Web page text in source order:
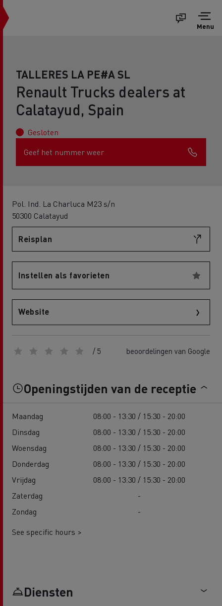
Menu
TALLERES LA PE#A SL
Renault Trucks dealers at
Calatayud, Spain
Gesloten
Geef het nummer weer
Pol. Ind. La Charluca M23 s/n
50300 Calatayud
Reisplan
Instellen als favorieten
Website
/ 5 beoordelingen van Google
Openingstijden van de receptie
Maandag
08:00 - 13:30 / 15:30 - 20:00
Dinsdag
08:00 - 13:30 / 15:30 - 20:00
Woensdag
08:00 - 13:30 / 15:30 - 20:00
Donderdag
08:00 - 13:30 / 15:30 - 20:00
Vrijdag
08:00 - 13:30 / 15:30 - 20:00
Zaterdag
-
Zondag
-
See specific hours >
Diensten